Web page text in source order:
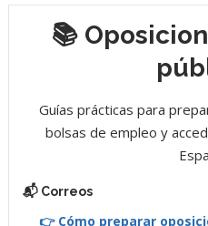
📚
Guías prácticas para
bolsas de empleo y
📬 Correos
👉 Cómo preparar